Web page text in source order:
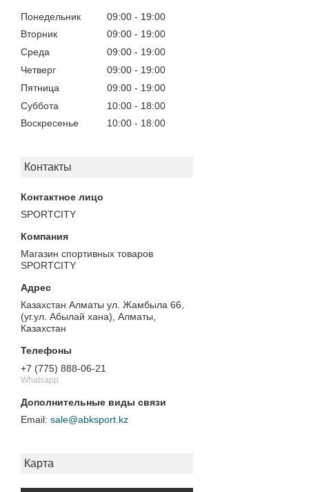
Понедельник 09:00
19:00
Вторник
09:00
19:00
Среда
09:00
19:00
Четверг
09:00
19:00
Пятница
09:00
19:00
Суббота
10:00
18:00
Воскресенье
10:00 18:00
Контакты
SPORTCITY
Магазин спортивных товаров
SPORTCITY
Казахстан Алматы ул. Жамбыла 66,
(уг.ул. Абылай хана), Алматы,
Казахстан
+7 (775) 888-06-21
Whatsapp
sale@abksport.kz
Карта